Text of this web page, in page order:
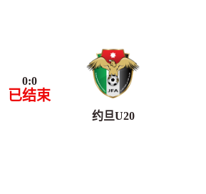
0:0
已结束
约旦U20